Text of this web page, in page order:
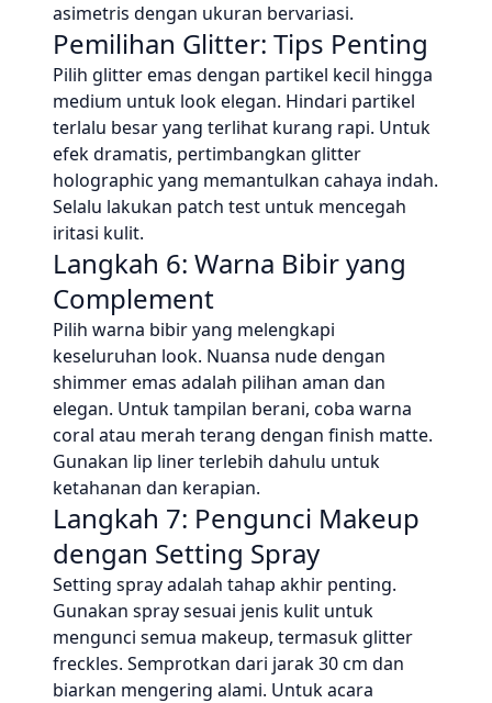
asimetris dengan ukuran bervariasi.
Pemilihan Glitter: Tips Penting
Pilih glitter emas dengan partikel kecil hingga
medium untuk look elegan. Hindari partikel
terlalu besar yang terlihat kurang rapi. Untuk
efek dramatis, pertimbangkan glitter
holographic yang memantulkan cahaya indah.
Selalu lakukan patch test untuk mencegah
iritasi kulit.
Langkah 6: Warna Bibir yang
Complement
Pilih warna bibir yang melengkapi
keseluruhan look. Nuansa nude dengan
shimmer emas adalah pilihan aman dan
elegan. Untuk tampilan berani, coba warna
coral atau merah terang dengan finish matte.
Gunakan lip liner terlebih dahulu untuk
ketahanan dan kerapian.
Langkah 7: Pengunci Makeup
dengan Setting Spray
Setting spray adalah tahap akhir penting.
Gunakan spray sesuai jenis kulit untuk
mengunci semua makeup, termasuk glitter
freckles. Semprotkan dari jarak 30 cm dan
biarkan mengering alami. Untuk acara